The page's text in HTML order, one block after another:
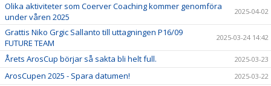
Olika aktiviteter som Coerver Coaching kommer genomföra
under våren 2025
2025-04-02
Grattis Niko Grgic Sallanto till uttagningen P16/09
FUTURE TEAM
2025-03-24 14:42
Årets ArosCup börjar så sakta bli helt full. 2025-03-23
ArosCupen 2025 - Spara datumen! 2025-03-22